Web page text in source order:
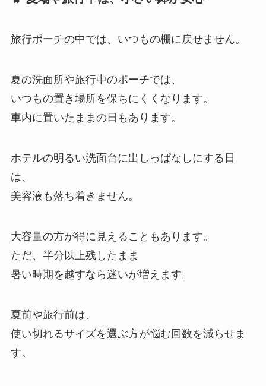
旅行ポーチの中では、いつもの棚に戻せません。
夏の洗面所や旅行中のポーチでは、
いつもの置き場所を保ちにくくなります。
車内に置いたままの日もあります。
ホテルの明るい洗面台に出しっぱなしにする日
は、
美容液も落ち着きません。
大容量の方が得に見えることもあります。
ただ、半分以上残したまま
暑い時期を越すなら迷いが増えます。
夏前や旅行前は、
使い切れるサイズを選ぶ方が悩む回数を減らせま
す。